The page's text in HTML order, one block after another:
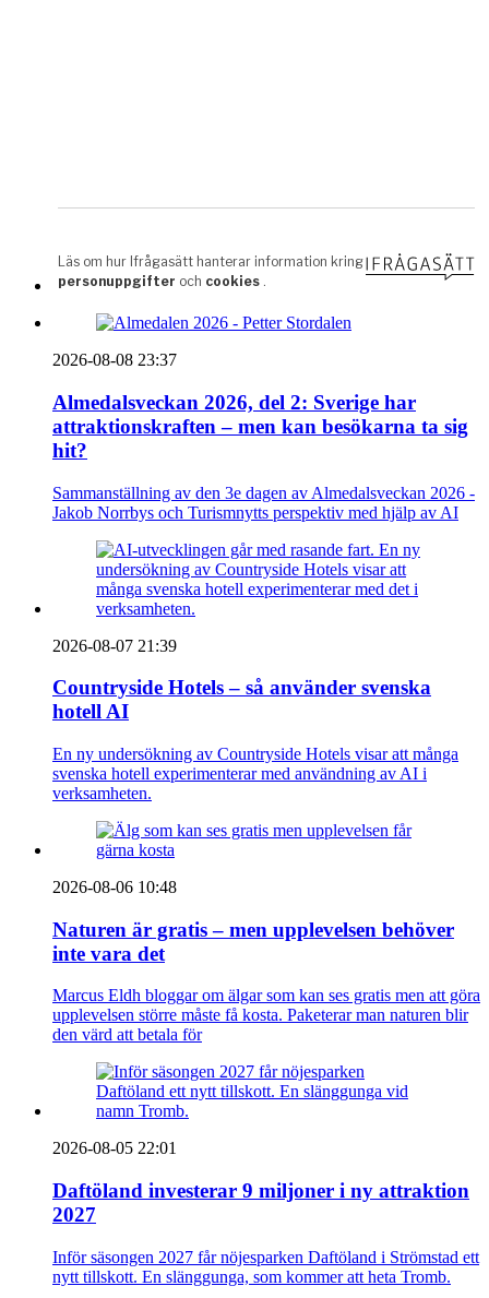
2026-08-08 23:37
Almedalsveckan 2026, del 2: Sverige har
attraktionskraften – men kan besökarna ta sig
hit?
Sammanställning av den 3e dagen av Almedalsveckan 2026 -
Jakob Norrbys och Turismnytts perspektiv med hjälp av AI
2026-08-07 21:39
Countryside Hotels – så använder svenska
hotell AI
En ny undersökning av Countryside Hotels visar att många
svenska hotell experimenterar med användning av AI i
verksamheten.
2026-08-06 10:48
Naturen är gratis – men upplevelsen behöver
inte vara det
Marcus Eldh bloggar om älgar som kan ses gratis men att göra
upplevelsen större måste få kosta. Paketerar man naturen blir
den värd att betala för
2026-08-05 22:01
Daftöland investerar 9 miljoner i ny attraktion
2027
Inför säsongen 2027 får nöjesparken Daftöland i Strömstad ett
nytt tillskott. En slänggunga, som kommer att heta Tromb.